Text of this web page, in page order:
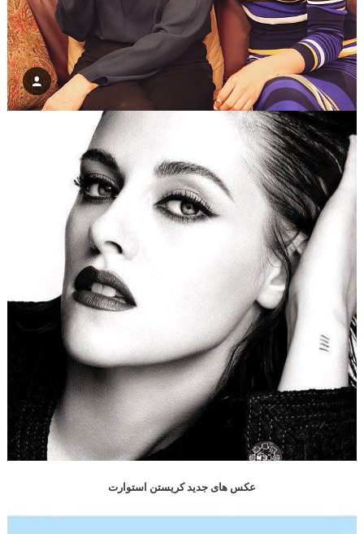
عکس های جدید کریستن استوارت